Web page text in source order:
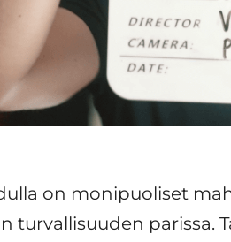
on monipuoliset
turvallisuuden parissa.